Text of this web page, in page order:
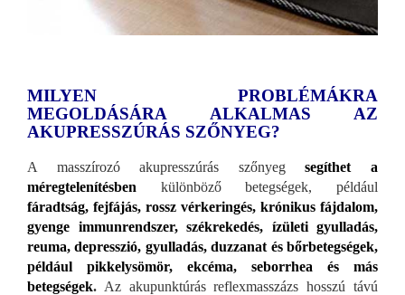
MILYEN PROBLÉMÁKRA
MEGOLDÁSÁRA ALKALMAS AZ
AKUPRESSZÚRÁS SZŐNYEG?
A masszírozó akupresszúrás szőnyegsegíthet a
méregtelenítésben különböző betegségek, például
fáradtság, fejfájás, rossz vérkeringés, krónikus fájdalom,
gyenge immunrendszer, székrekedés, ízületi gyulladás,
reuma, depresszió, gyulladás, duzzanat és bőrbetegségek,
például pikkelysömör, ekcéma, seborrhea és más
betegségek. Az akupunktúrás reflexmasszázs hosszú távú